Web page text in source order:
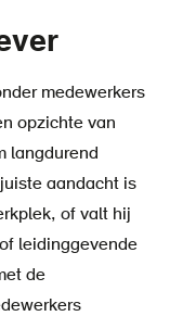
medewerkers
opzichte van
langdurend
aandacht is
of valt hij
leidinggevende
de